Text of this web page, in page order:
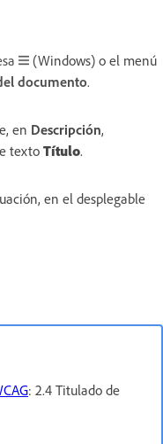
(Windows) o el menú
documento.
en Descripción,
texto Título.
en el desplegable
: 2.4 Titulado de